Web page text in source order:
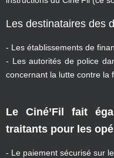
Les destinataires des
- Les établissements de
- Les autorités de police
concernant la lutte contre la
Le Ciné’Fil fait
traitants pour les
- Le paiement sécurisé sur